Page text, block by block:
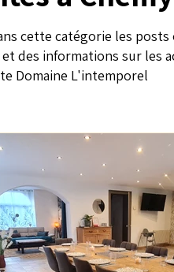
cette catégorie les posts
des informations sur les
Domaine L'intemporel